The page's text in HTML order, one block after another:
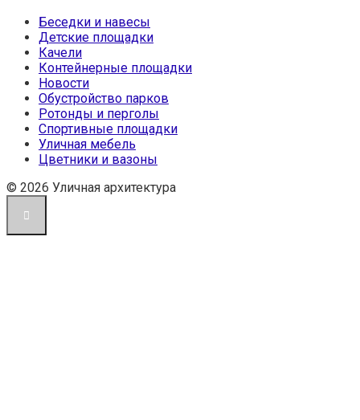
Беседки и навесы
Детские площадки
Качели
Контейнерные площадки
Новости
Обустройство парков
Ротонды и перголы
Спортивные площадки
Уличная мебель
Цветники и вазоны
© 2026 Уличная архитектура